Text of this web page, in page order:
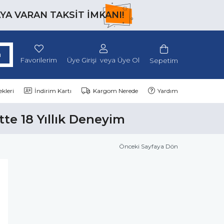
VARAN TAKSİT İMKANI!
Sepetim
Üye Girişi Üye Ol
Favorilerim
İndirim Kartı Kargom Nerede Yardım
18 Yıllık Deneyim
Önceki Sayfaya Dön